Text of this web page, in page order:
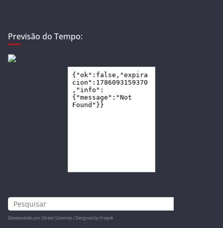
Previsão do Tempo:
Desenvolvido por Direta Sistemas /Designed by Freepik